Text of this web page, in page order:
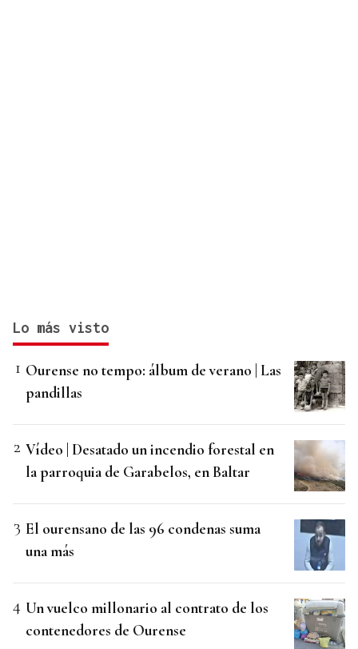
Lo más visto
Ourense no tempo: álbum de verano | Las
pandillas
Vídeo | Desatado un incendio forestal en
la parroquia de Garabelos, en Baltar
El ourensano de las 96 condenas suma
una más
Un vuelco millonario al contrato de los
contenedores de Ourense